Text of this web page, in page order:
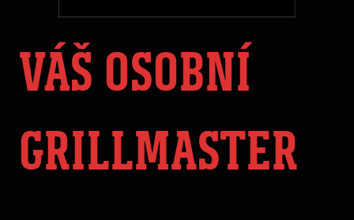
VÁŠ OSOBNÍ
GRILLMASTER